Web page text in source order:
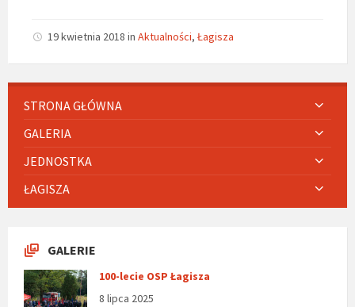
19 kwietnia 2018 in Aktualności, Łagisza
STRONA GŁÓWNA
GALERIA
JEDNOSTKA
ŁAGISZA
GALERIE
100-lecie OSP Łagisza
8 lipca 2025